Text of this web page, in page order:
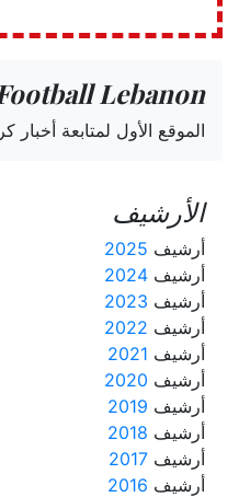
Lebanon
الموقع الأول لمتابعة أخبار
الأرشيف
أرشيف 2025
أرشيف 2024
أرشيف 2023
أرشيف 2022
أرشيف 2021
أرشيف 2020
أرشيف 2019
أرشيف 2018
أرشيف 2017
أرشيف 2016